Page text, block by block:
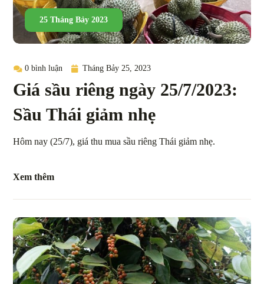
25 Tháng Bảy 2023
0 bình luận Tháng Bảy 25, 2023
Giá sầu riêng ngày 25/7/2023:
Sầu Thái giảm nhẹ
Hôm nay (25/7), giá thu mua sầu riêng Thái giảm nhẹ.
Xem thêm